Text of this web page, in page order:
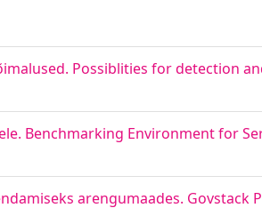
Possiblities for detection
Benchmarking Environment for
arengumaades. Govstack